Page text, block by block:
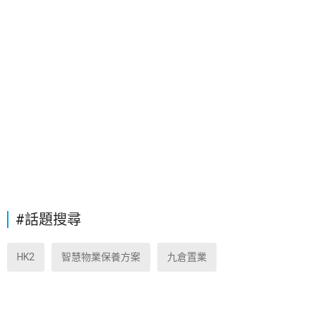
#話題搜尋
HK2 智慧物業保養方案 九倉置業